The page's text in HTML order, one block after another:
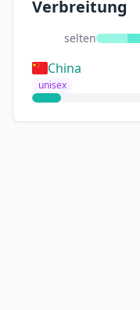
Verbreitung
selten
China
unisex